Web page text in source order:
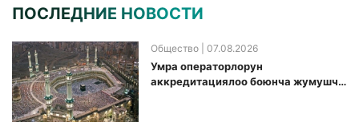
ПОСЛЕДНИЕ НОВОСТИ
Общество | 07.08.2026
Умра операторлорун
аккредитациялоо боюнча жумушчу